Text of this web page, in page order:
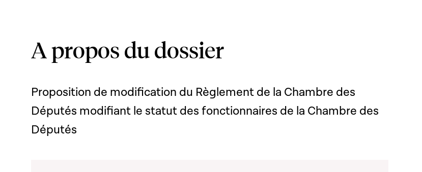
A propos du dossier
Proposition de modification du Règlement de la Chambre des
Députés modifiant le statut des fonctionnaires de la Chambre des
Députés